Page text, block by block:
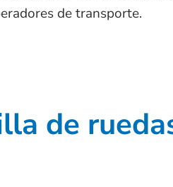
de transporte.
de